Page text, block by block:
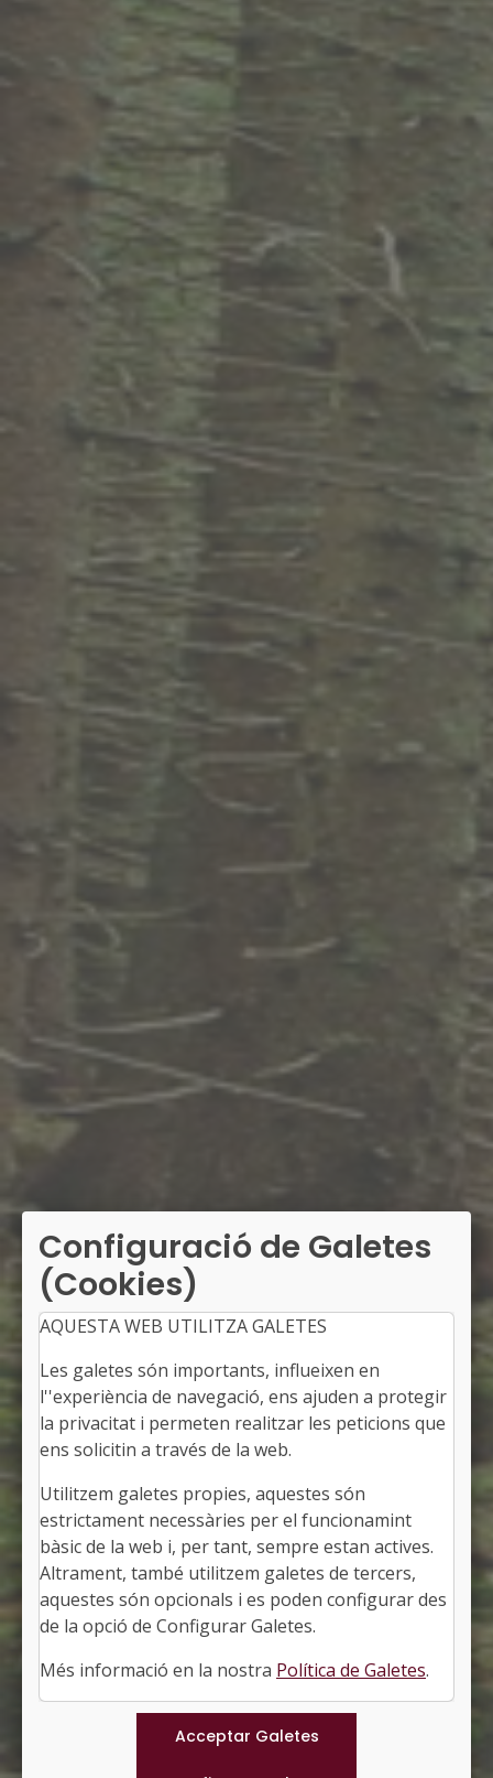
Programa en PDF
Configuració de Galetes
(Cookies)
AQUESTA WEB UTILITZA GALETES
Les galetes són importants, influeixen en
l''experiència de navegació, ens ajuden a protegir
la privacitat i permeten realitzar les peticions que
ens solicitin a través de la web.
Utilitzem galetes propies, aquestes són
estrictament necessàries per el funcionamint
bàsic de la web i, per tant, sempre estan actives.
Altrament, també utilitzem galetes de tercers,
aquestes són opcionals i es poden configurar des
de la opció de Configurar Galetes.
Més informació en la nostra Política de Galetes.